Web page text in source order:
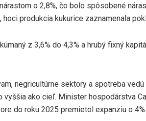
o 2,8%, čo bolo spôsobené
hoci produkcia kukurice zaznamenala
z 3,6% do 4,3% a hrubý fixný
negricultúrne sektory a spotreba
vyššia ako cieľ. Minister hospodárstva
do roku 2025 premietol expanziu o 4%.